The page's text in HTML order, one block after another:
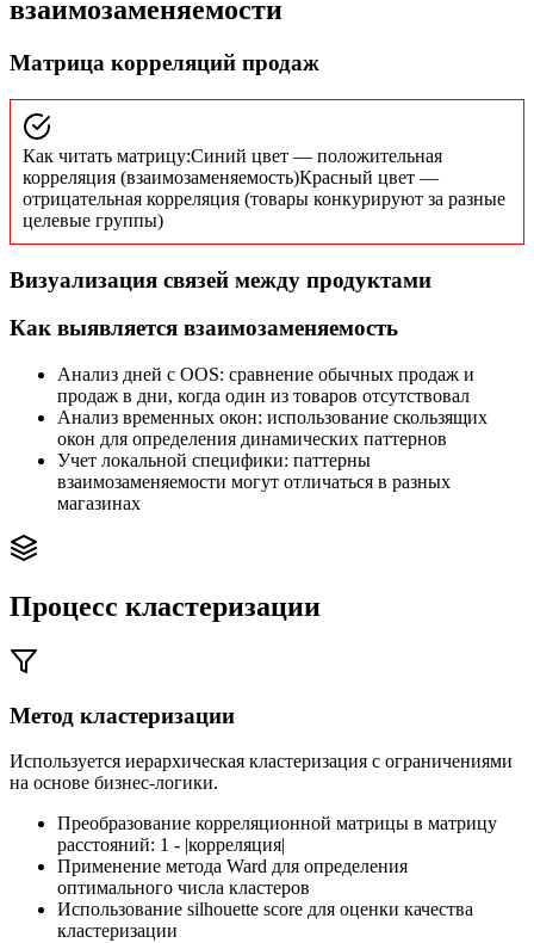
взаимозаменяемости
Матрица корреляций продаж
Как читать матрицу:Синий цвет — положительная
корреляция (взаимозаменяемость)Красный цвет —
отрицательная корреляция (товары конкурируют за разные
целевые группы)
Визуализация связей между продуктами
Как выявляется взаимозаменяемость
Анализ дней с OOS: сравнение обычных продаж и
продаж в дни, когда один из товаров отсутствовал
Анализ временных окон: использование скользящих
окон для определения динамических паттернов
Учет локальной специфики: паттерны
взаимозаменяемости могут отличаться в разных
магазинах
Процесс кластеризации
Метод кластеризации
Используется иерархическая кластеризация с ограничениями
на основе бизнес-логики.
Преобразование корреляционной матрицы в матрицу
расстояний: 1 - |корреляция|
Применение метода Ward для определения
оптимального числа кластеров
Использование silhouette score для оценки качества
кластеризации